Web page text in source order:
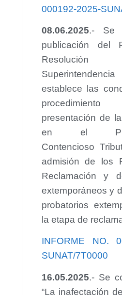
000192-2025-
08.06.2025.- Se
publicación del
establece las
presentación de
en el
Contencioso
admisión de los
Reclamación y
extemporáneos y
probatorios
la etapa de
INFORME NO.
SUNAT/7T0000
16.05.2025.- Se
“La inafectación